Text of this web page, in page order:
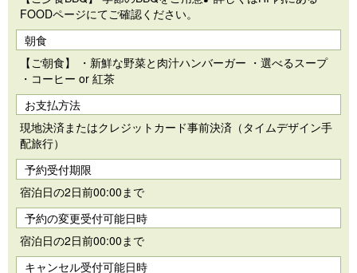
FOODページにてご確認ください。
朝食
【ご朝食】 ・新鮮な野菜と肉汁ハンバーガー ・選べるスープ
・コーヒー or 紅茶
お支払方法
現地決済またはクレジットカード事前決済（タイムデザイン手
配旅行）
予約受付期限
宿泊日の2日前00:00まで
予約の変更受付可能日時
宿泊日の2日前00:00まで
キャンセル受付可能日時